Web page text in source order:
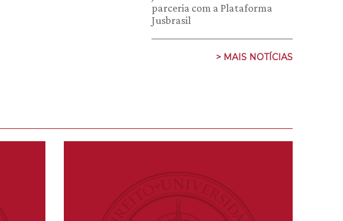
parceria com a Plataforma
Jusbrasil
> MAIS NOTÍCIAS